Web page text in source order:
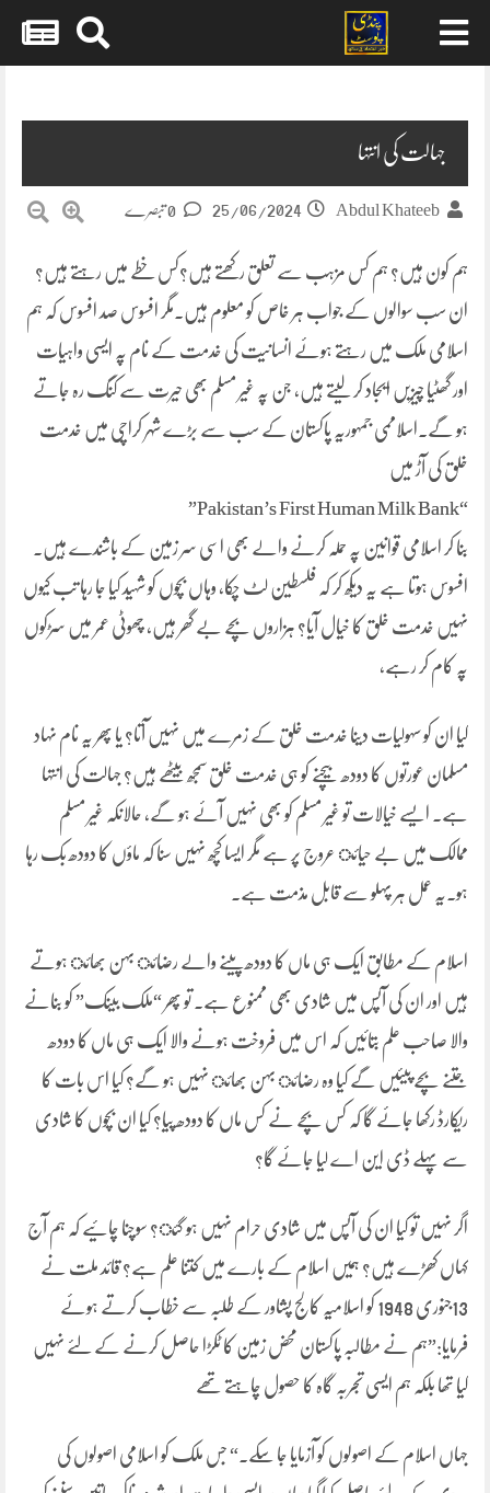
جہالت کی انتہا
Abdul Khateeb
25/06/2024
ہم کون ہیں؟ ہم کس مزہب سے تعلق رکھتے ہیں؟کس خطے میں رہتے ہیں؟
ان سب سوالوں کے جواب ہر خاص کو معلوم ہیں۔مگر افسوس صد افسوس کہ ہم
اسلامی ملک میں رہتے ہوئے انسانیت کی خدمت کے نام پہ ایسی واہیات
اور گھٹیا چیزیں ایجاد کر لیتے ہیں، جن پہ غیر مسلم بھی حیرت سے کنگ رہ جاتے
ہو گے۔اسلاممی جمہوریہ پاکستان کے سب سے بڑے شہر کراچی میں خدمت
خلق کی آڑ میں
“Pakistan’s First Human Milk Bank”
بنا کر اسلامی قوانین پہ حملہ کرنے والے بھی اسی سر زمین کے باشندے ہیں۔
افسوس ہوتا ہے یہ دیکھ کر کہ فلسطین لٹ چکا، وہاں بچوں کو شہید کیا جا رہا تب کیوں
نہیں خدمت خلق کا خیال آیا؟ ہزاروں بچے بے گھر ہیں، چھوٹی عمر میں سڑکوں
پہ کام کر رہے،
کیا ان کو سہولیات دینا خدمت خلق کے زمرے میں نہیں آتا؟ یا پھر یہ نام نہاد
مسلمان عورتوں کا دودھ بیچنے کو ہی خدمت خلق سمجھ بیٹھے ہیں؟ جہالت کی انتہا
ہے۔ ایسے خیالات تو غیر مسلم کو بھی نہیں آئے ہو گے، حالانکہ غیر مسلم
ممالک میں بے حیائ عروج پر ہے مگر ایسا کچھ نہیں سنا کہ ماؤں کا دودھ بک رہا
ہو۔یہ عمل ہر پہلو سے قابل مذمت ہے۔
اسلام کے مطابق ایک ہی ماں کا دودھ پینے والے رضائ بہن بھائ ہوتے
ہیں اور ان کی آپس میں شادی بھی ممنوع ہے۔ تو پھر “ملک بینک” کو بنانے
والا صاحب علم بتائیں کہ اس میں فروخت ہونے والا ایک ہی ماں کا دودھ
جتنے بچے پیئیں گے کیا وہ رضائ بہن بھائ نہیں ہو گے؟ کیا اس بات کا
ریکارڈ رکھا جائے گا کہ کس بچے نے کس ماں کا دودھ پیا؟ کیا ان بچوں کا شادی
سے پہلے ڈی این اے لیا جائے گا؟
اگر نہیں تو کیا ان کی آپس میں شادی حرام نہیں ہو گئ؟ سوچنا چائیے کہ ہم آج
کہاں کھڑے ہیں؟ ہمیں اسلام کے بارے میں کتنا علم ہے؟ قائد ملت نے
13جنوری 1948 کو اسلامیہ کالج پشاور کے طلبہ سے خطاب کرتے ہوئے
فرمایا:”ہم نے مطالبہ پاکستان محض زمین کا ٹکڑا حاصل کرنے کے لئے نہیں
کیا تھا بلکہ ہم ایسی تجربہ گاہ کا حصول چاہتے تھے
جہاں اسلام کے اصولوں کو آزمایا جا سکے۔“ جس ملک کو اسلامی اصولوں کی